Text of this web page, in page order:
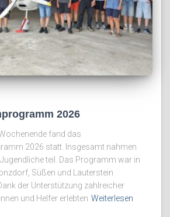
2026
fand das
2026 statt. Insgesamt nahmen
teil. Das Programm war in
Süßen und Lauterstein
der Unterstützung zahlreicher
und Helfer erlebten Weiterlesen